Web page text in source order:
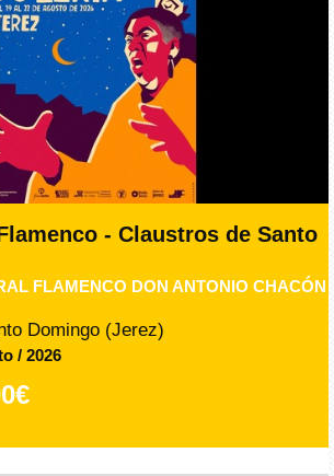
- Claustros de Santo
FLAMENCO DON ANTONIO CHACÓN
Domingo (Jerez)
/ 2026